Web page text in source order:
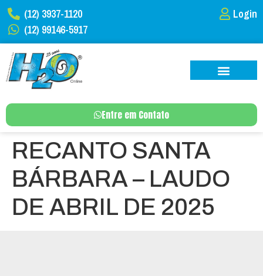
(12) 3937-1120
(12) 99146-5917
Login
Entre em Contato
RECANTO SANTA
BÁRBARA – LAUDO
DE ABRIL DE 2025